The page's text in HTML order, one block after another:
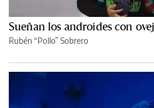
Sueñan los androides con
Rubén “Pollo” Sobrero